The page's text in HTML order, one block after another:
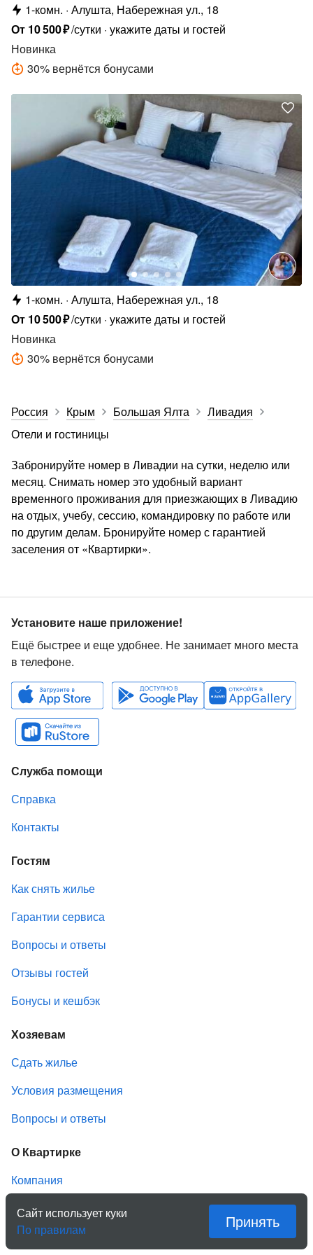
1-комн. Алушта, Набережная ул., 18
От 10500₽/сутки укажите даты и гостей
Новинка
30% вернётся бонусами
1-комн. Алушта, Набережная ул., 18
От 10500₽/сутки укажите даты и гостей
Новинка
30% вернётся бонусами
Россия Крым Большая Ялта
Ливадия
Отели и гостиницы
Забронируйте номер в Ливадии на сутки, неделю или
месяц. Снимать номер это удобный вариант
временного проживания для приезжающих в Ливадию
на отдых, учебу, сессию, командировку по работе или
по другим делам. Бронируйте номер с гарантией
заселения от «Квартирки».
Установите наше приложение!
Ещё быстрее и еще удобнее. Не занимает много места
в телефоне.
Служба помощи
Справка
Контакты
Гостям
Как снять жилье
Гарантии сервиса
Вопросы и ответы
Отзывы гостей
Бонусы и кешбэк
Хозяевам
Сдать жилье
Условия размещения
Вопросы и ответы
О Квартирке
Компания
История
СМИ о нас
Сайт использует куки
По правилам
Принять